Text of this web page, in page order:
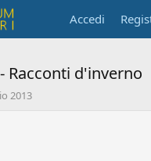
Accedi
Racconti d'inverno
2013